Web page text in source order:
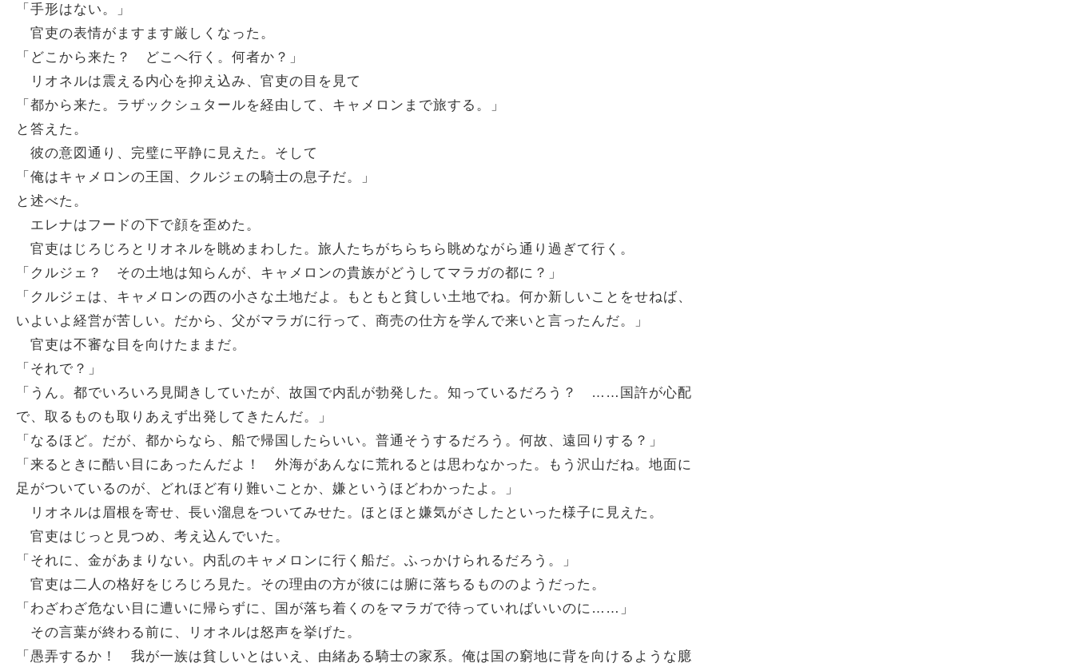
「手形はない。」
官吏の表情がますます厳しくなった。
「どこから来た？ どこへ行く。何者か？」
リオネルは震える内心を抑え込み、官吏の目を見て
「都から来た。ラザックシュタールを経由して、キャメロンまで旅する。」
と答えた。
彼の意図通り、完璧に平静に見えた。そして
「俺はキャメロンの王国、クルジェの騎士の息子だ。」
と述べた。
エレナはフードの下で顔を歪めた。
官吏はじろじろとリオネルを眺めまわした。旅人たちがちらちら眺めながら通り過ぎて行く。
「クルジェ？ その土地は知らんが、キャメロンの貴族がどうしてマラガの都に？」
「クルジェは、キャメロンの西の小さな土地だよ。もともと貧しい土地でね。何か新しいことをせねば、
いよいよ経営が苦しい。だから、父がマラガに行って、商売の仕方を学んで来いと言ったんだ。」
官吏は不審な目を向けたままだ。
「それで？」
「うん。都でいろいろ見聞きしていたが、故国で内乱が勃発した。知っているだろう？ ……国許が心配
で、取るものも取りあえず出発してきたんだ。」
「なるほど。だが、都からなら、船で帰国したらいい。普通そうするだろう。何故、遠回りする？」
「来るときに酷い目にあったんだよ！ 外海があんなに荒れるとは思わなかった。もう沢山だね。地面に
足がついているのが、どれほど有り難いことか、嫌というほどわかったよ。」
リオネルは眉根を寄せ、長い溜息をついてみせた。ほとほと嫌気がさしたといった様子に見えた。
官吏はじっと見つめ、考え込んでいた。
「それに、金があまりない。内乱のキャメロンに行く船だ。ふっかけられるだろう。」
官吏は二人の格好をじろじろ見た。その理由の方が彼には腑に落ちるもののようだった。
「わざわざ危ない目に遭いに帰らずに、国が落ち着くのをマラガで待っていればいいのに……」
その言葉が終わる前に、リオネルは怒声を挙げた。
「愚弄するか！ 我が一族は貧しいとはいえ、由緒ある騎士の家系。俺は国の窮地に背を向けるような臆